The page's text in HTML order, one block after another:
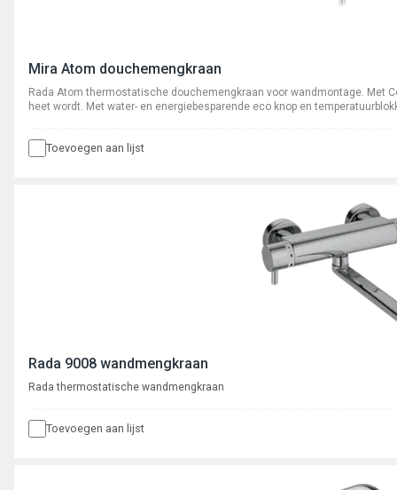
Mira Atom douchemengkraan
Rada Atom thermostatische douchemengkraan voor wandmontage. Met
heet wordt. Met water- en energiebesparende eco knop en
Toevoegen aan lijst
Rada 9008 wandmengkraan
Rada thermostatische wandmengkraan
Toevoegen aan lijst